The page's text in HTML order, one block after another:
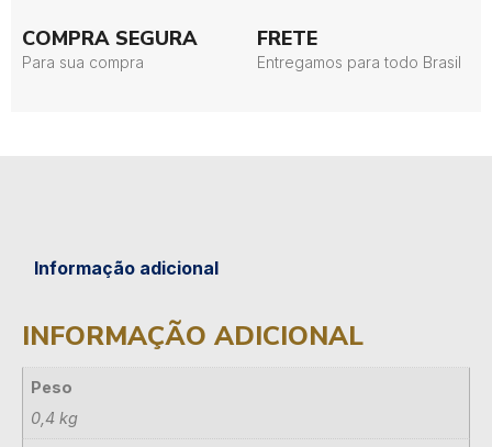
COMPRA SEGURA
Para sua compra
FRETE
Entregamos para todo Brasil
Informação adicional
INFORMAÇÃO ADICIONAL
Peso
0,4 kg